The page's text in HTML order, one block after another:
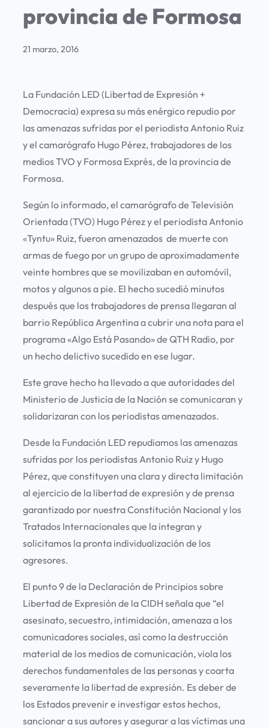
provincia de Formosa
21 marzo, 2016
La Fundación LED (Libertad de Expresión +
Democracia) expresa su más enérgico repudio por
las amenazas sufridas por el periodista Antonio Ruiz
y el camarógrafo Hugo Pérez, trabajadores de los
medios TVO y Formosa Exprés, de la provincia de
Formosa.
Según lo informado, el camarógrafo de Televisión
Orientada (TVO) Hugo Pérez y el periodista Antonio
«Tyntu» Ruiz, fueron amenazados de muerte con
armas de fuego por un grupo de aproximadamente
veinte hombres que se movilizaban en automóvil,
motos y algunos a pie. El hecho sucedió minutos
después que los trabajadores de prensa llegaran al
barrio República Argentina a cubrir una nota para el
programa «Algo Está Pasando» de QTH Radio, por
un hecho delictivo sucedido en ese lugar.
Este grave hecho ha llevado a que autoridades del
Ministerio de Justicia de la Nación se comunicaran y
solidarizaran con los periodistas amenazados.
Desde la Fundación LED repudiamos las amenazas
sufridas por los periodistas Antonio Ruiz y Hugo
Pérez, que constituyen una clara y directa limitación
al ejercicio de la libertad de expresión y de prensa
garantizado por nuestra Constitución Nacional y los
Tratados Internacionales que la integran y
solicitamos la pronta individualización de los
agresores.
El punto 9 de la Declaración de Principios sobre
Libertad de Expresión de la CIDH señala que “el
asesinato, secuestro, intimidación, amenaza a los
comunicadores sociales, así como la destrucción
material de los medios de comunicación, viola los
derechos fundamentales de las personas y coarta
severamente la libertad de expresión. Es deber de
los Estados prevenir e investigar estos hechos,
sancionar a sus autores y asegurar a las víctimas una